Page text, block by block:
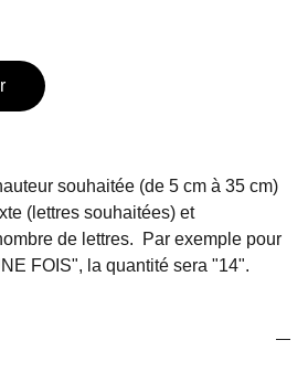
souhaitée (de 5 cm à 35 cm)
(lettres souhaitées) et
de lettres. Par exemple pour
FOIS", la quantité sera "14".